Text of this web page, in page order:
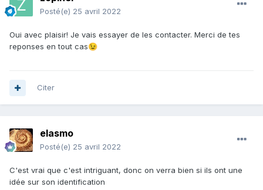
Posté(e) 25 avril 2022
Oui avec plaisir! Je vais essayer de les contacter. Merci de tes
reponses en tout cas😉
Citer
elasmo
Posté(e) 25 avril 2022
C'est vrai que c'est intriguant, donc on verra bien si ils ont une
idée sur son identification